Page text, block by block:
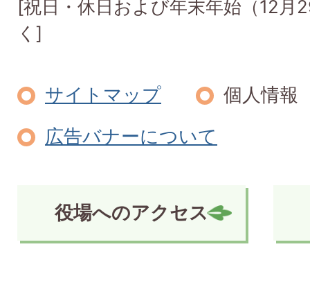
[祝日・休日および年末年始（12月
く]
サイトマップ
個人情報
広告バナーについて
役場へのアクセス